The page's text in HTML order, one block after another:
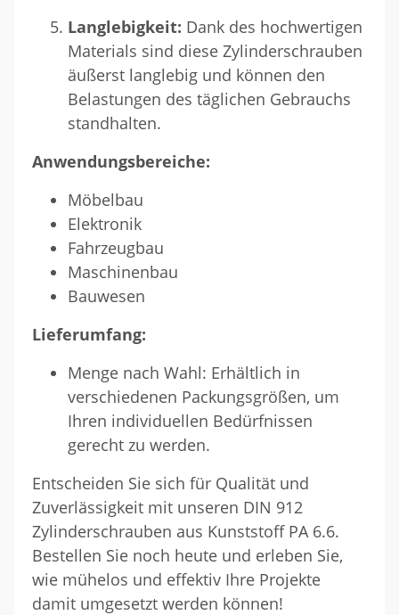
Langlebigkeit: Dank des hochwertigen
Materials sind diese Zylinderschrauben
äußerst langlebig und können den
Belastungen des täglichen Gebrauchs
standhalten.
Anwendungsbereiche:
Möbelbau
Elektronik
Fahrzeugbau
Maschinenbau
Bauwesen
Lieferumfang:
Menge nach Wahl: Erhältlich in
verschiedenen Packungsgrößen, um
Ihren individuellen Bedürfnissen
gerecht zu werden.
Entscheiden Sie sich für Qualität und
Zuverlässigkeit mit unseren DIN 912
Zylinderschrauben aus Kunststoff PA 6.6.
Bestellen Sie noch heute und erleben Sie,
wie mühelos und effektiv Ihre Projekte
damit umgesetzt werden können!